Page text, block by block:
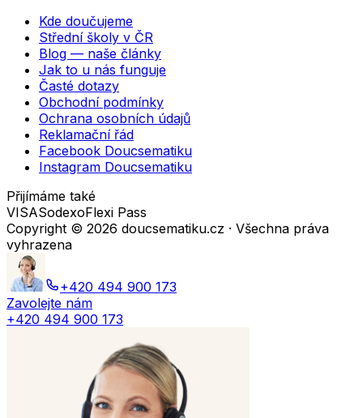
Kde doučujeme
Střední školy v ČR
Blog — naše články
Jak to u nás funguje
Časté dotazy
Obchodní podmínky
Ochrana osobních údajů
Reklamační řád
Facebook Doucsematiku
Instagram Doucsematiku
Přijímáme také
VISASodexoFlexi Pass
Copyright © 2026 doucsematiku.cz · Všechna práva
vyhrazena
+420 494 900 173
Zavolejte nám
+420 494 900 173